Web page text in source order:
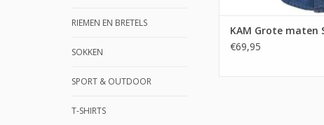
RIEMEN EN BRETELS
SOKKEN
SPORT & OUTDOOR
T-SHIRTS
KAM Grote maten
€69,95